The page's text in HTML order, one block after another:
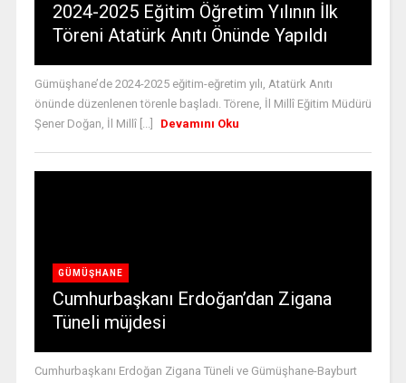
2024-2025 Eğitim Öğretim Yılının İlk
Töreni Atatürk Anıtı Önünde Yapıldı
Gümüşhane’de 2024-2025 eğitim-eğretim yılı, Atatürk Anıtı
önünde düzenlenen törenle başladı. Törene, İl Millî Eğitim Müdürü
Şener Doğan, İl Millî [...]
Devamını Oku
GÜMÜŞHANE
Cumhurbaşkanı Erdoğan’dan Zigana
Tüneli müjdesi
Cumhurbaşkanı Erdoğan Zigana Tüneli ve Gümüşhane-Bayburt